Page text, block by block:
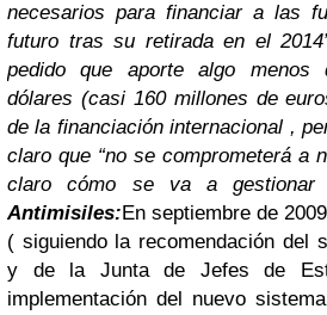
necesarios para financiar a las
futuro tras su retirada en el 2014
pedido que aporte algo menos
dólares (casi 160 millones de
de la financiación internacional ,
claro que “no se comprometerá a
claro cómo se va a gestionar
Antimisiles:En septiembre de
( siguiendo la recomendación del
y de la Junta de Jefes de
implementación del nuevo